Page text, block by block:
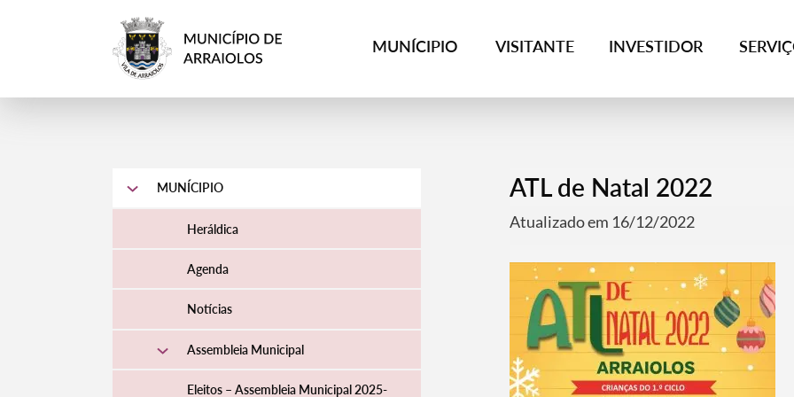
MUNÍCIPIO VISITANTE INVESTIDOR
MUNÍCIPIO
Heráldica
Agenda
Notícias
Assembleia Municipal
Eleitos – Assembleia Municipal 2025-
ATL de Natal 2022
Atualizado em 16/12/2022